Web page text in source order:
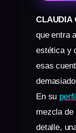
CLAUDIA
que entra
estética y
esas
En su
mezcla de
detalle,